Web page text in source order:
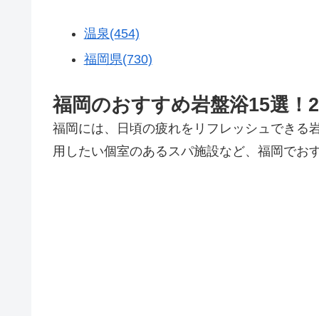
温泉(454)
福岡県(730)
福岡のおすすめ岩盤浴15選
福岡には、日頃の疲れをリフレッシュできる
用したい個室のあるスパ施設など、福岡でお